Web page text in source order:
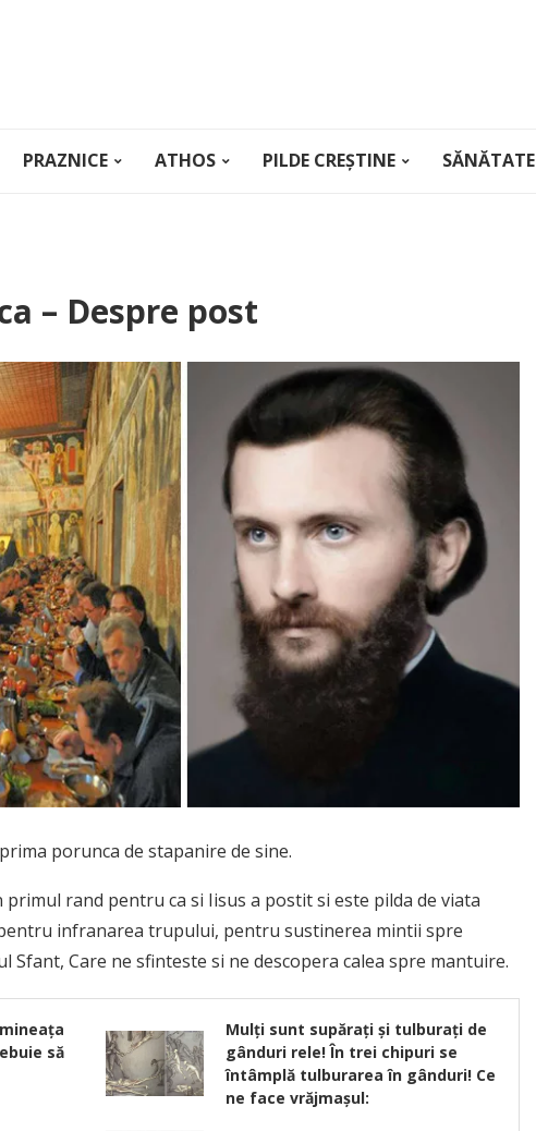
PRAZNICE ATHOS PILDE CREȘTINE SĂNĂTATE
– Despre post
porunca de stapanire de sine.
rand pentru ca si Iisus a postit si este pilda de viata
infranarea trupului, pentru sustinerea mintii spre
Care ne sfinteste si ne descopera calea spre mantuire.
să
Mulţi sunt supăraţi şi tulburaţi de
gânduri rele! În trei chipuri se
întâmplă tulburarea în gânduri! Ce
ne face vrăjmaşul: